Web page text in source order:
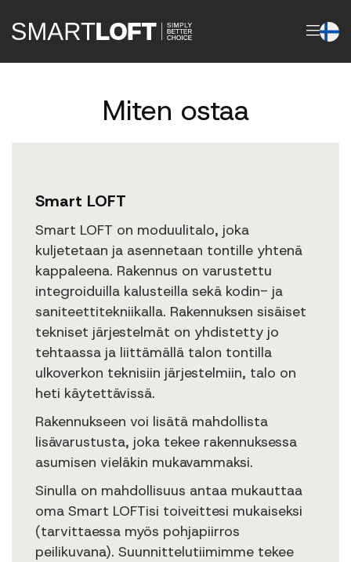
Miten ostaa
Smart LOFT
Smart LOFT on moduulitalo, joka
kuljetetaan ja asennetaan tontille yhtenä
kappaleena. Rakennus on varustettu
integroiduilla kalusteilla sekä kodin- ja
saniteettitekniikalla. Rakennuksen sisäiset
tekniset järjestelmät on yhdistetty jo
tehtaassa ja liittämällä talon tontilla
ulkoverkon teknisiin järjestelmiin, talo on
heti käytettävissä.
Rakennukseen voi lisätä mahdollista
lisävarustusta, joka tekee rakennuksessa
asumisen vieläkin mukavammaksi.
Sinulla on mahdollisuus antaa mukauttaa
oma Smart LOFTisi toiveittesi mukaiseksi
(tarvittaessa myös pohjapiirros
peilikuvana). Suunnittelutiimimme tekee